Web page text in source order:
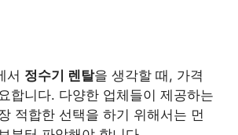
서 정수기 렌탈을 생각할 때, 가격
합니다. 다양한 업체들이 제공하는
적합한 선택을 하기 위해서는 먼